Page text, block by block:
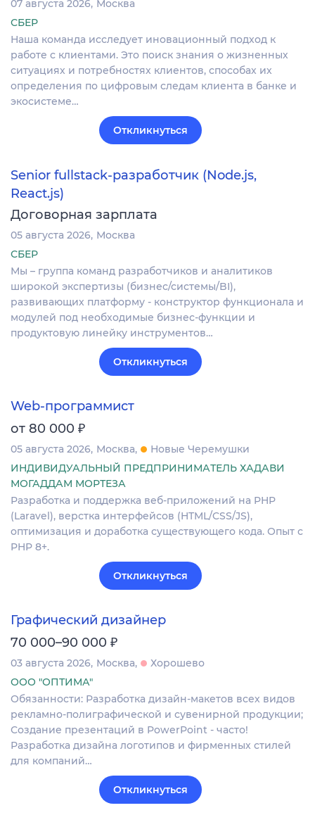
07 августа 2026
Москва
СБЕР
Наша команда исследует иновационный подход к
работе с клиентами. Это поиск знания о жизненных
ситуациях и потребностях клиентов, способах их
определения по цифровым следам клиента в банке и
экосистеме…
Откликнуться
Senior fullstack-разработчик (Node.js,
React.js)
Договорная зарплата
05 августа 2026 Москва
СБЕР
Мы – группа команд разработчиков и аналитиков
широкой экспертизы (бизнес/системы/BI),
развивающих платформу - конструктор функционала и
модулей под необходимые бизнес-функции и
продуктовую линейку инструментов…
Откликнуться
Web-программист
от 80 000 ₽
05 августа 2026 Москва
Новые Черемушки
ИНДИВИДУАЛЬНЫЙ ПРЕДПРИНИМАТЕЛЬ ХАДАВИ
МОГАДДАМ МОРТЕЗА
Разработка и поддержка веб-приложений на PHP
(Laravel), верстка интерфейсов (HTML/CSS/JS),
оптимизация и доработка существующего кода. Опыт с
PHP 8+.
Откликнуться
Графический дизайнер
70 000–90 000 ₽
03 августа 2026 Москва
Хорошево
ООО "ОПТИМА"
Обязанности: Разработка дизайн-макетов всех видов
рекламно-полиграфической и сувенирной продукции;
Создание презентаций в PowerPoint - часто!
Разработка дизайна логотипов и фирменных стилей
для компаний…
Откликнуться